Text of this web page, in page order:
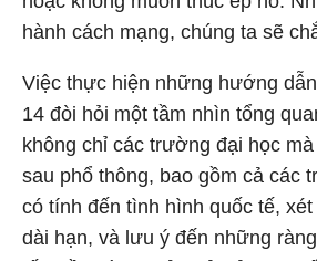
hành cách mạng, chúng ta sẽ
Việc thực hiện những hướng
14 đòi hỏi một tầm nhìn tổng
không chỉ các trường đại học
sau phổ thông, bao gồm cả các
có tính đến tình hình quốc tế,
dài hạn, và lưu ý đến những